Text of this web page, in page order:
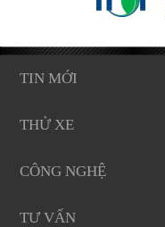
TIN MỚI
THỬ XE
CÔNG NGHỆ
TƯ VẤN